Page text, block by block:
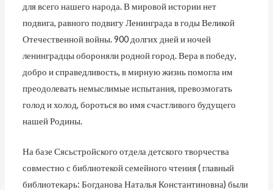
для всего нашего народа. В мировой истории нет
подвига, равного подвигу Ленинграда в годы Великой
Отечественной войны. 900 долгих дней и ночей
ленинградцы обороняли родной город. Вера в победу,
добро и справедливость, в мирную жизнь помогла им
преодолевать немыслимые испытания, превозмогать
голод и холод, бороться во имя счастливого будущего
нашей Родины.
На базе Сясьстройского отдела детского творчества
совместно с библиотекой семейного чтения ( главный
библиотекарь: Богданова Наталья Константиновна) были